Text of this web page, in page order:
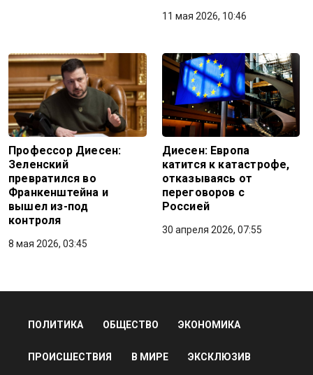
11 мая 2026, 10:46
Профессор Диесен:
Зеленский
превратился во
Франкенштейна и
вышел из-под
контроля
8 мая 2026, 03:45
Диесен: Европа
катится к катастрофе,
отказываясь от
переговоров с
Россией
30 апреля 2026, 07:55
ПОЛИТИКА ОБЩЕСТВО ЭКОНОМИКА
ПРОИСШЕСТВИЯ В МИРЕ ЭКСКЛЮЗИВ